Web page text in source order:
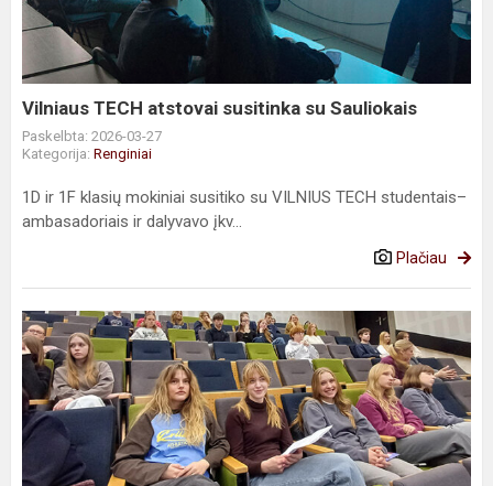
su
Sauliokais
Vilniaus TECH atstovai susitinka su Sauliokais
Paskelbta: 2026-03-27
Kategorija: Renginiai
1D ir 1F klasių mokiniai susitiko su VILNIUS TECH studentais–
ambasadoriais ir dalyvavo įkv...
Plačiau
Prancūzų
kalba
darbui
ir
karjerai